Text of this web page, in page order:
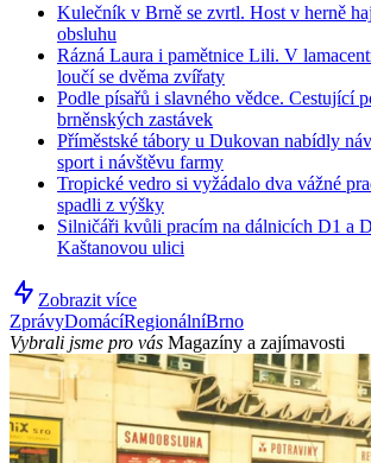
Kulečník v Brně se zvrtl. Host v herně
obsluhu
Rázná Laura i pamětnice Lili. V
loučí se dvěma zvířaty
Podle písařů i slavného vědce. Cestující
brněnských zastávek
Příměstské tábory u Dukovan nabídly
sport i návštěvu farmy
Tropické vedro si vyžádalo dva vážné
spadli z výšky
Silničáři kvůli pracím na dálnicích D1 a
Kaštanovou ulici
Zobrazit více
ZprávyDomácíRegionálníBrno
Vybrali jsme pro vás Magazíny a zajímavosti